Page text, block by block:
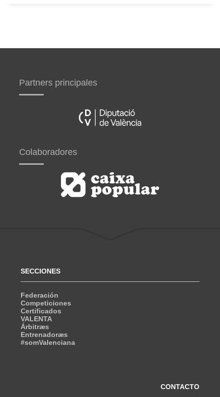
Partners principales
Colaboradores
SECCIONES
Federación
Competiciones
Certificados
VALENTA
Árbitræs
Entrenadoræs
#somValenciana
CONTACTO